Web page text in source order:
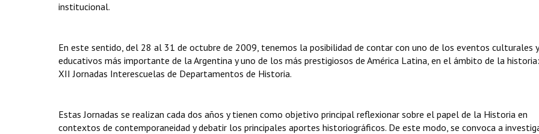
institucional.
En este sentido, del 28 al 31 de octubre de 2009, tenemos la posibilidad de contar con uno de los eventos culturales y
educativos más importante de la Argentina y uno de los más prestigiosos de América Latina, en el ámbito de la historia:
XII Jornadas Interescuelas de Departamentos de Historia.
Estas Jornadas se realizan cada dos años y tienen como objetivo principal reflexionar sobre el papel de la Historia en
contextos de contemporaneidad y debatir los principales aportes historiográficos. De este modo, se convoca a